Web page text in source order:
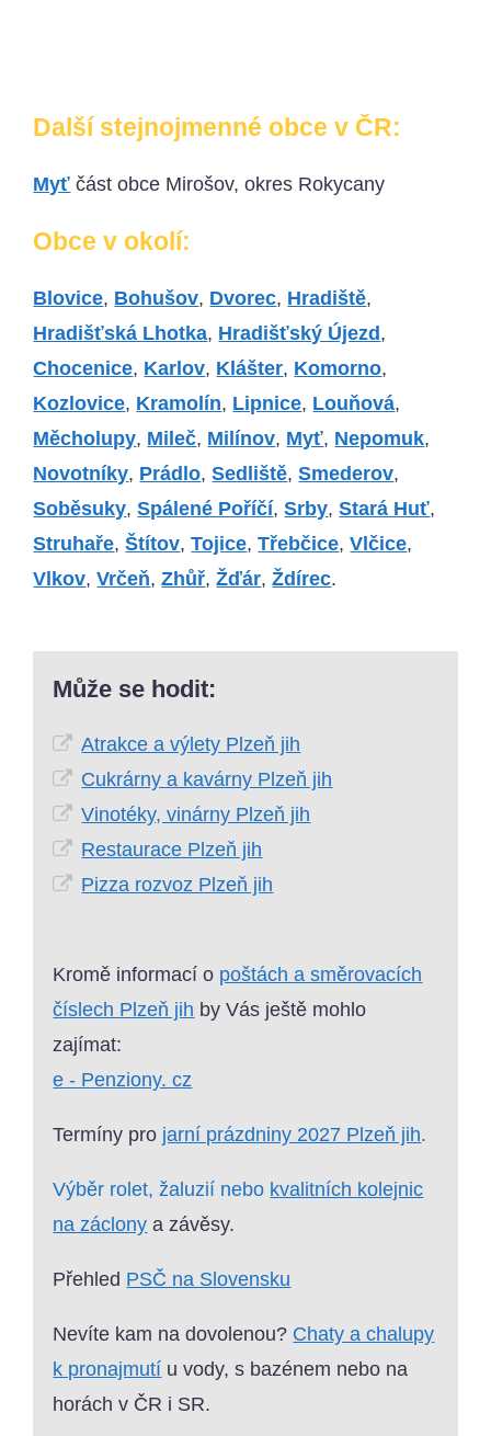
Další stejnojmenné obce v ČR:
Myť část obce Mirošov, okres Rokycany
Obce v okolí:
Blovice, Bohušov, Dvorec, Hradiště,
Hradišťská Lhotka, Hradišťský Újezd ,
Chocenice, Karlov, Klášter, Komorno,
Kozlovice, Kramolín, Lipnice, Louňová,
Měcholupy, Mileč, Milínov, Myť, Nepomuk,
Novotníky, Prádlo,Sedliště,Smederov,
Soběsuky,Spálené Poříčí,Srby,Stará Huť,
Struhaře,Štítov,Tojice,Třebčice,Vlčice,
Vlkov,Vrčeň,Zhůř,Žďár,Ždírec.
Může se hodit:
Atrakce a výlety Plzeň jih
Cukrárny a kavárny Plzeň jih
Vinotéky, vinárny Plzeň jih
Restaurace Plzeň jih
Pizza rozvoz Plzeň jih
Kromě informací o poštách a směrovacích
číslech Plzeň jih by Vás ještě mohlo
zajímat:
e - Penziony. cz
Termíny pro jarní prázdniny 2027 Plzeň jih.
Výběr rolet, žaluzií nebo kvalitních kolejnic
na záclony a závěsy.
Přehled PSČ na Slovensku
Nevíte kam na dovolenou? Chaty a chalupy
k pronajmutí u vody, s bazénem nebo na
horách v ČR i SR.